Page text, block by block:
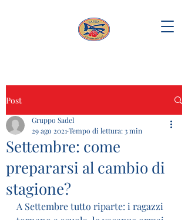
Post
Settembre: come
prepararsi al cambio di
stagione?
Gruppo Sadel
29 ago 2021 Tempo di lettura: 3 min
A Settembre tutto riparte: i ragazzi